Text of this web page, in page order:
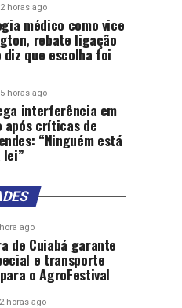
2 horas ago
médico como vice
rebate ligação
diz que escolha foi
5 horas ago
interferência em
após críticas de
“Ninguém está
lei”
ago
de Cuiabá garante
e transporte
o AgroFestival
2 horas ago